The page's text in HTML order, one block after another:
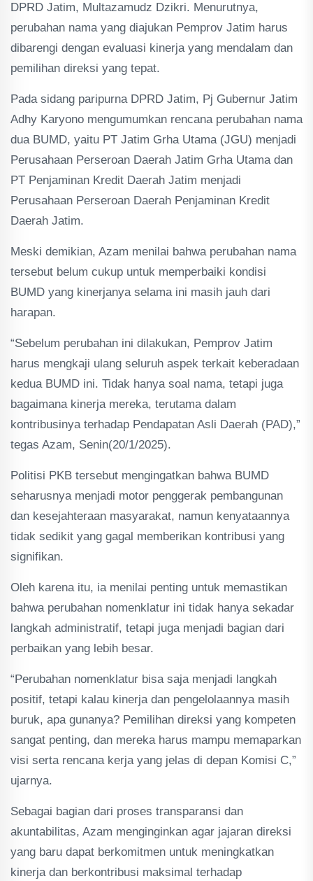
DPRD Jatim, Multazamudz Dzikri. Menurutnya,
perubahan nama yang diajukan Pemprov Jatim harus
dibarengi dengan evaluasi kinerja yang mendalam dan
pemilihan direksi yang tepat.
Pada sidang paripurna DPRD Jatim, Pj Gubernur Jatim
Adhy Karyono mengumumkan rencana perubahan nama
dua BUMD, yaitu PT Jatim Grha Utama (JGU) menjadi
Perusahaan Perseroan Daerah Jatim Grha Utama dan
PT Penjaminan Kredit Daerah Jatim menjadi
Perusahaan Perseroan Daerah Penjaminan Kredit
Daerah Jatim.
Meski demikian, Azam menilai bahwa perubahan nama
tersebut belum cukup untuk memperbaiki kondisi
BUMD yang kinerjanya selama ini masih jauh dari
harapan.
“Sebelum perubahan ini dilakukan, Pemprov Jatim
harus mengkaji ulang seluruh aspek terkait keberadaan
kedua BUMD ini. Tidak hanya soal nama, tetapi juga
bagaimana kinerja mereka, terutama dalam
kontribusinya terhadap Pendapatan Asli Daerah (PAD),”
tegas Azam, Senin(20/1/2025).
Politisi PKB tersebut mengingatkan bahwa BUMD
seharusnya menjadi motor penggerak pembangunan
dan kesejahteraan masyarakat, namun kenyataannya
tidak sedikit yang gagal memberikan kontribusi yang
signifikan.
Oleh karena itu, ia menilai penting untuk memastikan
bahwa perubahan nomenklatur ini tidak hanya sekadar
langkah administratif, tetapi juga menjadi bagian dari
perbaikan yang lebih besar.
“Perubahan nomenklatur bisa saja menjadi langkah
positif, tetapi kalau kinerja dan pengelolaannya masih
buruk, apa gunanya? Pemilihan direksi yang kompeten
sangat penting, dan mereka harus mampu memaparkan
visi serta rencana kerja yang jelas di depan Komisi C,”
ujarnya.
Sebagai bagian dari proses transparansi dan
akuntabilitas, Azam menginginkan agar jajaran direksi
yang baru dapat berkomitmen untuk meningkatkan
kinerja dan berkontribusi maksimal terhadap